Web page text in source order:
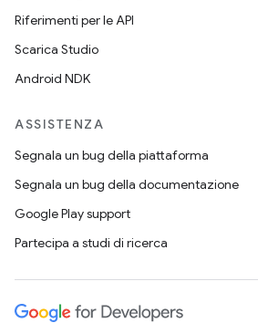
Riferimenti per le API
Scarica Studio
Android NDK
ASSISTENZA
Segnala un bug della piattaforma
Segnala un bug della documentazione
Google Play support
Partecipa a studi di ricerca